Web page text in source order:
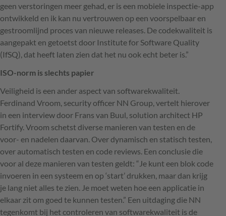
geen verstoringen meer gehad, er is een mobiele inspectie-app
ontwikkeld en ik kan nu vertrouwen op een voorspelbaar en
gestroomlijnd proces van nieuwe releases. De codekwaliteit is
aangepakt en getoetst door Institute for Software Quality
(IfSQ), dat heeft laten zien dat het nu ook echt beter is.”
ISO-norm is slechts papier
Veiligheid is een ander aspect van softwarekwaliteit.
Ferdinand Vroom, security officer NN Group, vertelt hierover
in een interview door Frans van Buul, solution architect HP
Fortify. Vroom schetst diverse manieren van testen en de
voor- en nadelen daarvan. Over dynamisch en statisch testen,
over automatisch testen en code reviews. Een conclusie die
voor al deze manieren van testen geldt: “Je kunt een blok code
invoeren in een systeem en op ‘start’ drukken, maar dan krijg
je lang niet alles te zien. Je moet weten hoe een applicatie in
elkaar zit om goed te kunnen testen.” Een uitdaging die NN
tegenkomt bij het controleren van softwarekwaliteit is de